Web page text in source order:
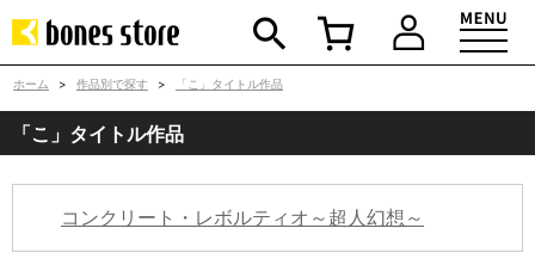
ホーム > 作品別で探す > 「こ」タイトル作品
「こ」タイトル作品
コンクリート・レボルティオ～超人幻想～